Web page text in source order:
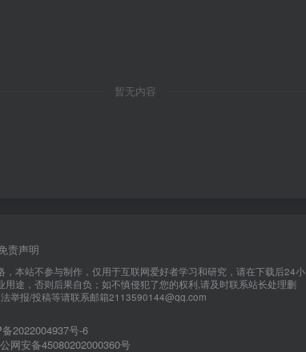
暂无内容
责声明
，本站不参与制作，仅用于互联网爱好者学习和研究，请在下载后24小
用途，否则后果自负；如不慎侵犯了您的权利,请及时联系站长处理删
举报/投稿等请联系邮箱2113590144@qq.com
2022004937号-6
网安备45080202000360号